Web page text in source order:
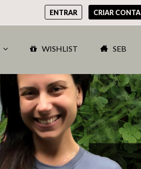
ENTRAR CRIAR CONTA
WISHLIST SEB